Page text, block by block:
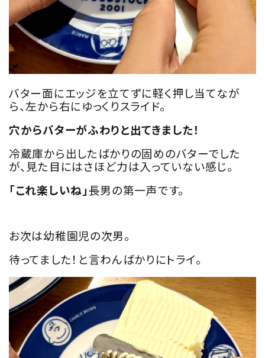
バター面にエッジを立てずに軽く押し当てなが
ら、左から右にゆっくりスライド。
穴からバターがふわりと出てきました！
冷蔵庫から出したばかりの固めのバターでした
が、見た目にはさほど力は入っていない感じ。
「これ楽しいね」長男の第一声です。
お次は幼稚園児の次男。
待ってました！と言わんばかりにトライ。